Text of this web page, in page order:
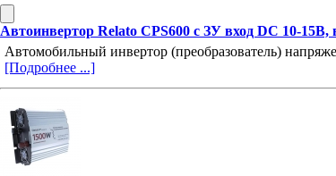
Автоинвертор Relato CPS600 с ЗУ вход DC 10-
Автомобильный инвертор (преобразователь)
[Подробнее ...]